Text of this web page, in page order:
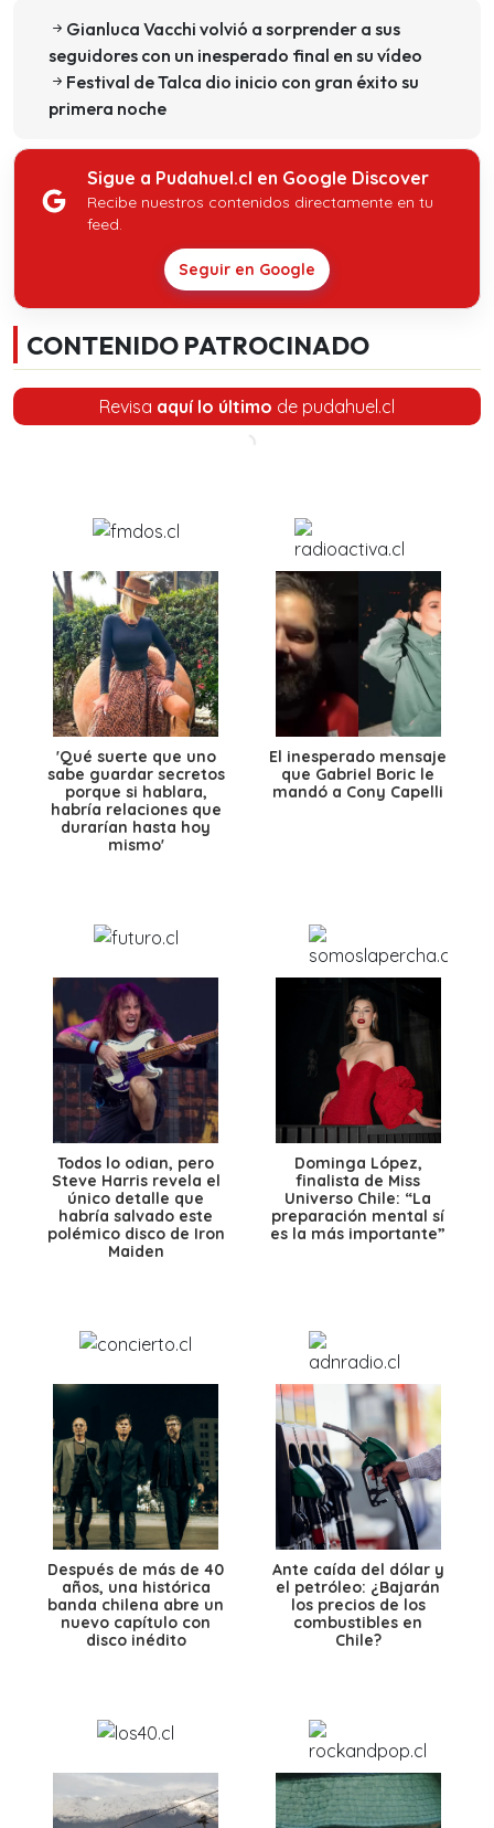
Gianluca Vacchi volvió a sorprender a sus
seguidores con un inesperado final en su vídeo
Festival de Talca dio inicio con gran éxito su
primera noche
Sigue a Pudahuel.cl en Google Discover
Recibe nuestros contenidos directamente en tu
feed.
Seguir en Google
CONTENIDO PATROCINADO
Revisa aquí lo último de pudahuel.cl
'Qué suerte que uno
sabe guardar secretos
porque si hablara,
habría relaciones que
durarían hasta hoy
mismo'
El inesperado mensaje
que Gabriel Boric le
mandó a Cony Capelli
Todos lo odian, pero
Steve Harris revela el
único detalle que
habría salvado este
polémico disco de Iron
Maiden
Dominga López,
finalista de Miss
Universo Chile: “La
preparación mental sí
es la más importante”
Después de más de 40
años, una histórica
banda chilena abre un
nuevo capítulo con
disco inédito
Ante caída del dólar y
el petróleo: ¿Bajarán
los precios de los
combustibles en
Chile?